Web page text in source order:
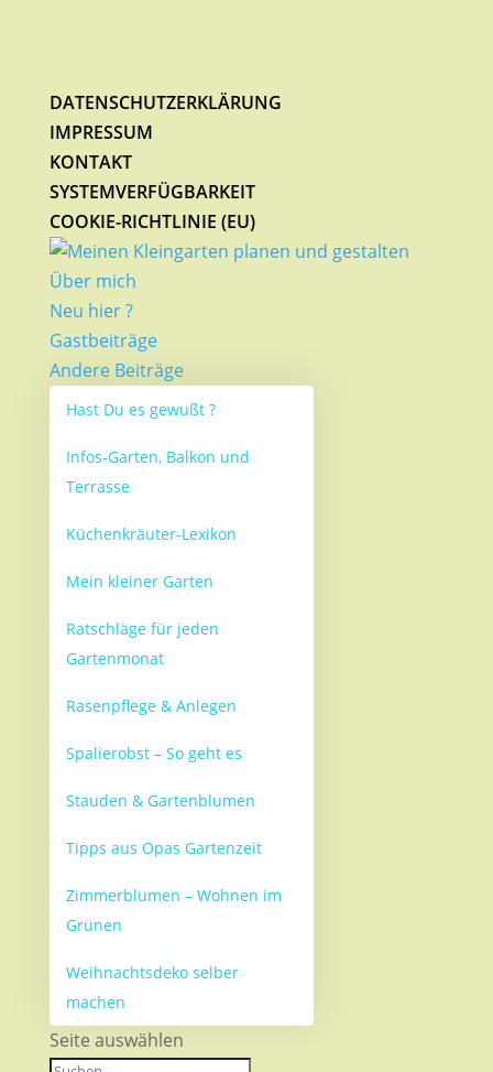
DATENSCHUTZERKLÄRUNG
IMPRESSUM
KONTAKT
SYSTEMVERFÜGBARKEIT
COOKIE-RICHTLINIE (EU)
Über mich
Neu hier ?
Gastbeiträge
Andere Beiträge
Hast Du es gewußt ?
Infos-Garten, Balkon und
Terrasse
Küchenkräuter-Lexikon
Mein kleiner Garten
Ratschläge für jeden
Gartenmonat
Rasenpflege & Anlegen
Spalierobst – So geht es
Stauden & Gartenblumen
Tipps aus Opas Gartenzeit
Zimmerblumen – Wohnen im
Grünen
Weihnachtsdeko selber
machen
Seite auswählen